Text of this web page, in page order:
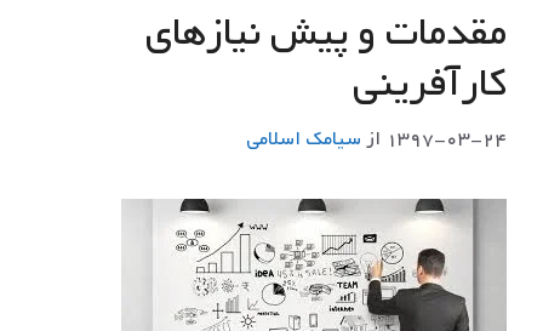
مقدمات و پیش نیازهای
کارآفرینی
۱۳۹۷-۰۳-۲۴ ازسيامك اسلامي